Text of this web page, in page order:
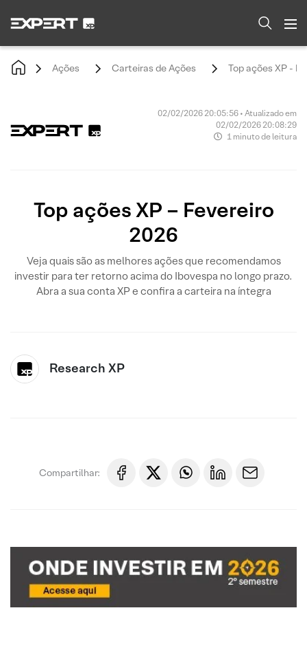
Ações Carteiras de Ações Top ações XP -
02/02/2026 20:05:56 • Atualizado em
02/02/2026 20:08:29
1 minuto de leitura
Top ações XP – Fevereiro
2026
Veja quais são as melhores ações que recomendamos
investir para ter retorno acima do Ibovespa no longo prazo.
Abra a sua conta XP e confira a carteira na íntegra
Research XP
Compartilhar: